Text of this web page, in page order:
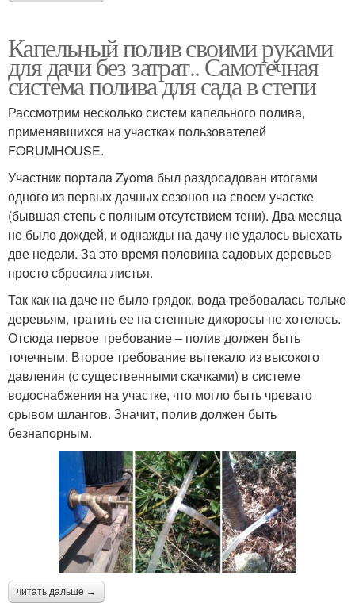
Капельный полив своими руками
для дачи без затрат.. Самотечная
система полива для сада в степи
Рассмотрим несколько систем капельного полива,
применявшихся на участках пользователей
FORUMHOUSE.
Участник портала Zyoma был раздосадован итогами
одного из первых дачных сезонов на своем участке
(бывшая степь с полным отсутствием тени). Два месяца
не было дождей, и однажды на дачу не удалось выехать
две недели. За это время половина садовых деревьев
просто сбросила листья.
Так как на даче не было грядок, вода требовалась только
деревьям, тратить ее на степные дикоросы не хотелось.
Отсюда первое требование – полив должен быть
точечным. Второе требование вытекало из высокого
давления (с существенными скачками) в системе
водоснабжения на участке, что могло быть чревато
срывом шлангов. Значит, полив должен быть
безнапорным.
читать дальше →